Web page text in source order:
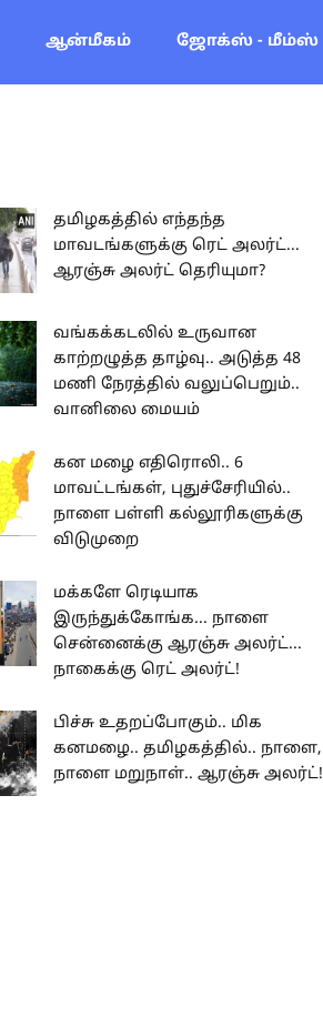
ஆன்மீகம் ஜோக்ஸ் - மீம்ஸ்
தமிழகத்தில் எந்தந்த
மாவடங்களுக்கு ரெட் அலர்ட்...
ஆரஞ்சு அலர்ட் தெரியுமா?
வங்கக்கடலில் உருவான
காற்றழுத்த தாழ்வு.. அடுத்த 48
மணி நேரத்தில் வலுப்பெறும்..
வானிலை மையம்
கன மழை எதிரொலி.. 6
மாவட்டங்கள், புதுச்சேரியில்..
நாளை பள்ளி கல்லூரிகளுக்கு
விடுமுறை
மக்களே ரெடியாக
இருந்துக்கோங்க... நாளை
சென்னைக்கு ஆரஞ்சு அலர்ட்...
நாகைக்கு ரெட் அலர்ட்!
பிச்சு உதறப்போகும்.. மிக
கனமழை.. தமிழகத்தில்.. நாளை,
நாளை மறுநாள்.. ஆரஞ்சு அலர்ட்!